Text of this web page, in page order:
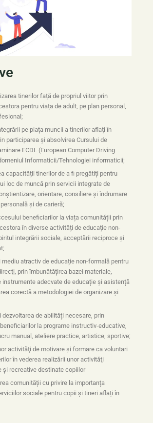
tinerilor față de propriul viitor prin
pentru viața de adult, pe plan personal,
pe piața muncii a tinerilor aflați în
participarea și absolvirea Cursului de
ECDL (European Computer Driving
Informaticii/Tehnologiei informaticii;
capacității tinerilor de a fi pregătiți pentru
loc de muncă prin servicii integrate de
orientare, consiliere și îndrumare
și de carieră;
beneficiarilor la viața comunității prin
în diverse activități de educație non-
integrării sociale, acceptării reciproce și
mediu atractiv de educație non-formală pentru
prin îmbunătățirea bazei materiale,
instrumente adecvate de educație și asistență
corectă a metodologiei de organizare şi
dezvoltarea de abilități necesare, prin
la programe instructiv-educative,
manual, ateliere practice, artistice, sportive;
activităţi de motivare şi formare ca voluntari
în vederea realizării unor activităţi
şi recreative destinate copiilor
comunității cu privire la importanța
sociale pentru copii și tineri aflați în